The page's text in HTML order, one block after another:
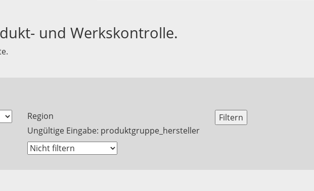
und Werkskontrolle.
Region
Ungültige Eingabe: produktgruppe_hersteller